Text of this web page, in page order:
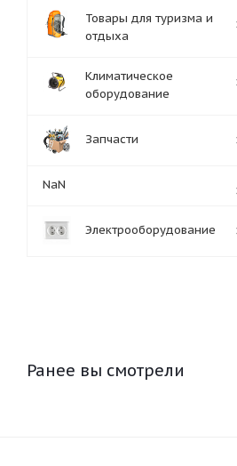
Товары для туризма и
отдыха
Климатическое
оборудование
Запчасти
NaN
Электрооборудование
Ранее вы смотрели